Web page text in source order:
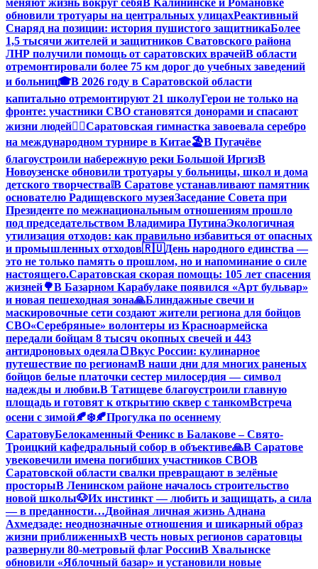
меняют жизнь вокруг себя В Калининске и Романовке
обновили тротуары на центральных улицахРеактивный
Снаряд на позиции: история пушистого защитникаБолее
1,5 тысячи жителей и защитников Сватовского района
ЛНР получили помощь от саратовских врачейВ области
отремонтировали более 75 км дорог до учебных заведений
и больниц🎓В 2026 году в Саратовской области
капитально отремонтируют 21 школуГерои не только на
фронте: участники СВО становятся донорами и спасают
жизни людей🤸‍♀️Саратовская гимнастка завоевала серебро
на международном турнире в Китае🏖В Пугачёве
благоустроили набережную реки Большой ИргизВ
Новоузенске обновили тротуары у больницы, школ и дома
детского творчества❕В Саратове устанавливают памятник
основателю Радищевского музеяЗаседание Совета при
Президенте по межнациональным отношениям прошло
под председательством Владимира ПутинаЭкологичная
утилизация отходов: как правильно избавиться от опасных
и промышленных отходов🇷🇺День народного единства —
это не только память о прошлом, но и напоминание о силе
настоящего.Саратовская скорая помощь: 105 лет спасения
жизней🌳В Базарном Карабулаке появился «Арт бульвар»
и новая пешеходная зона🙏Блиндажные свечи и
маскировочные сети создают жители региона для бойцов
СВО«Серебряные» волонтеры из Красноармейска
передали бойцам 8 тысяч окопных свечей и 443
антидроновых одеяла 🍞Вкус России: кулинарное
путешествие по регионамВ наши дни для многих раненых
бойцов белые платочки сестер милосердия — символ
надежды и любви.В Татищеве благоустроили главную
площадь и готовят к открытию сквер с танкомВстреча
осени с зимой🍂❄️🍂Прогулка по осеннему
СаратовуБелокаменный Феникс в Балакове – Свято-
Троицкий кафедральный собор в объективе🙏В Саратове
увековечили имена погибших участников СВОВ
Саратовской области свалки превращают в зелёные
просторыВ Ленинском районе началось строительство
новой школы🐶Их инстинкт — любить и защищать, а сила
— в преданности…Двойная личная жизнь Аднана
Ахмедзаде: неоднозначные отношения и шикарный образ
жизни приближенныхВ честь новых регионов саратовцы
развернули 80-метровый флаг РоссииВ Хвалынске
обновили «Яблочный базар» и установили новые